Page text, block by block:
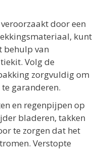
door een
kunt
behulp van
Volg de
zorgvuldig om
garanderen.
en regenpijpen op
bladeren, takken
te zorgen dat het
Verstopte